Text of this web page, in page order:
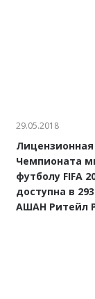
29.05.2018
Чемпионата
футболу FIFA
доступна в
АШАН Ритейл